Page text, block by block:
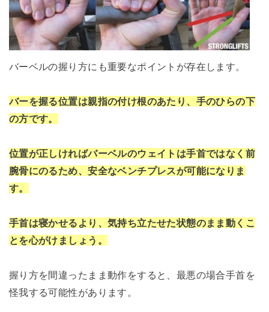
バーベルの握り方にも重要なポイントが存在します。
バーを握る位置は親指の付け根のあたり、手のひらの下
の方です。
位置が正しければバーベルのウェイトは手首ではなく前
腕骨にのるため、安全なベンチプレスが可能になりま
す。
手首は寝かせるより、気持ち立たせた状態のまま動くこ
とを心がけましょう。
握り方を間違ったまま動作をすると、最悪の場合手首を
怪我する可能性があります。